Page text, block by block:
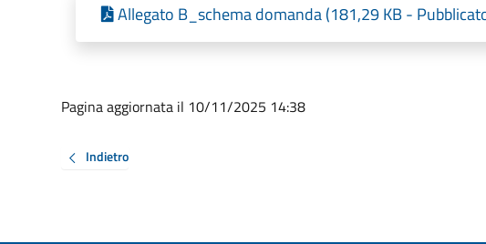
Allegato B_schema domanda (181,29 KB -
Pagina aggiornata il 10/11/2025 14:38
Indietro